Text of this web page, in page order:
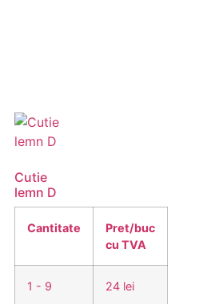
Cutie
lemn D
Cantitate
Pret/buc
cu TVA
1 - 9 24 lei